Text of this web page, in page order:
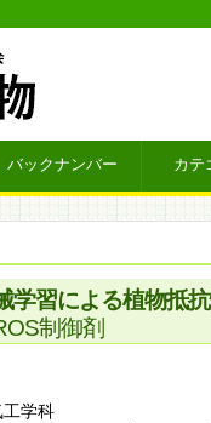
バックナンバー カテ
学習による植物抵
制御剤
学科